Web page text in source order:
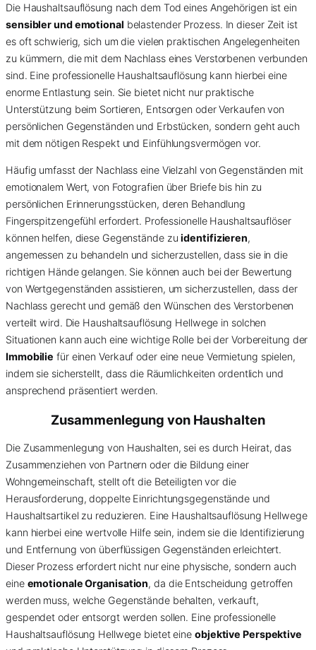
Die Haushaltsauflösung nach dem Tod eines Angehörigen ist ein
sensibler und emotional belastender Prozess. In dieser Zeit ist
es oft schwierig, sich um die vielen praktischen Angelegenheiten
zu kümmern, die mit dem Nachlass eines Verstorbenen verbunden
sind. Eine professionelle Haushaltsauflösung kann hierbei eine
enorme Entlastung sein. Sie bietet nicht nur praktische
Unterstützung beim Sortieren, Entsorgen oder Verkaufen von
persönlichen Gegenständen und Erbstücken, sondern geht auch
mit dem nötigen Respekt und Einfühlungsvermögen vor.
Häufig umfasst der Nachlass eine Vielzahl von Gegenständen mit
emotionalem Wert, von Fotografien über Briefe bis hin zu
persönlichen Erinnerungsstücken, deren Behandlung
Fingerspitzengefühl erfordert. Professionelle Haushaltsauflöser
können helfen, diese Gegenstände zuidentifizieren,
angemessen zu behandeln und sicherzustellen, dass sie in die
richtigen Hände gelangen. Sie können auch bei der Bewertung
von Wertgegenständen assistieren, um sicherzustellen, dass der
Nachlass gerecht und gemäß den Wünschen des Verstorbenen
verteilt wird. Die Haushaltsauflösung Hellwege in solchen
Situationen kann auch eine wichtige Rolle bei der Vorbereitung der
Immobilie für einen Verkauf oder eine neue Vermietung spielen,
indem sie sicherstellt, dass die Räumlichkeiten ordentlich und
ansprechend präsentiert werden.
Zusammenlegung von Haushalten
Die Zusammenlegung von Haushalten, sei es durch Heirat, das
Zusammenziehen von Partnern oder die Bildung einer
Wohngemeinschaft, stellt oft die Beteiligten vor die
Herausforderung, doppelte Einrichtungsgegenstände und
Haushaltsartikel zu reduzieren. Eine Haushaltsauflösung Hellwege
kann hierbei eine wertvolle Hilfe sein, indem sie die Identifizierung
und Entfernung von überflüssigen Gegenständen erleichtert.
Dieser Prozess erfordert nicht nur eine physische, sondern auch
eine emotionale Organisation, da die Entscheidung getroffen
werden muss, welche Gegenstände behalten, verkauft,
gespendet oder entsorgt werden sollen. Eine professionelle
Haushaltsauflösung Hellwege bietet eine objektive Perspektive